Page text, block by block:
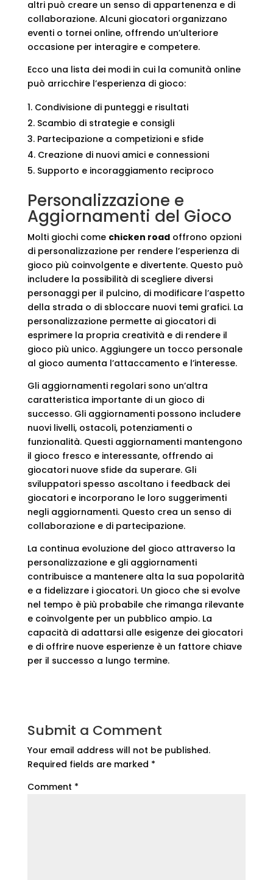
altri può creare un senso di appartenenza e di
collaborazione. Alcuni giocatori organizzano
eventi o tornei online, offrendo un’ulteriore
occasione per interagire e competere.
Ecco una lista dei modi in cui la comunità online
può arricchire l’esperienza di gioco:
Condivisione di punteggi e risultati
Scambio di strategie e consigli
Partecipazione a competizioni e sfide
Creazione di nuovi amici e connessioni
Supporto e incoraggiamento reciproco
Personalizzazione e
Aggiornamenti del Gioco
Molti giochi come chicken roadoffrono opzioni
di personalizzazione per rendere l’esperienza di
gioco più coinvolgente e divertente. Questo può
includere la possibilità di scegliere diversi
personaggi per il pulcino, di modificare l’aspetto
della strada o di sbloccare nuovi temi grafici. La
personalizzazione permette ai giocatori di
esprimere la propria creatività e di rendere il
gioco più unico. Aggiungere un tocco personale
al gioco aumenta l’attaccamento e l’interesse.
Gli aggiornamenti regolari sono un’altra
caratteristica importante di un gioco di
successo. Gli aggiornamenti possono includere
nuovi livelli, ostacoli, potenziamenti o
funzionalità. Questi aggiornamenti mantengono
il gioco fresco e interessante, offrendo ai
giocatori nuove sfide da superare. Gli
sviluppatori spesso ascoltano i feedback dei
giocatori e incorporano le loro suggerimenti
negli aggiornamenti. Questo crea un senso di
collaborazione e di partecipazione.
La continua evoluzione del gioco attraverso la
personalizzazione e gli aggiornamenti
contribuisce a mantenere alta la sua popolarità
e a fidelizzare i giocatori. Un gioco che si evolve
nel tempo è più probabile che rimanga rilevante
e coinvolgente per un pubblico ampio. La
capacità di adattarsi alle esigenze dei giocatori
e di offrire nuove esperienze è un fattore chiave
per il successo a lungo termine.
Submit a Comment
Your email address will not be published.
Required fields are marked *
Comment *